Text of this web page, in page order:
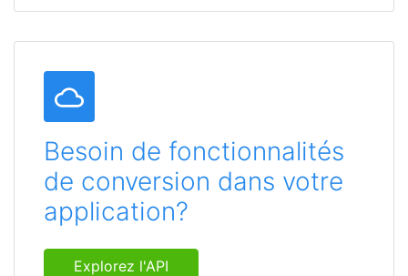
Besoin de fonctionnalités
de conversion dans votre
application?
Explorez l'API